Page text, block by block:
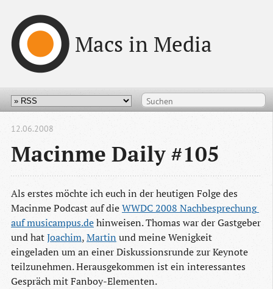
Macs in Media
Macinme Daily #105
12.06.2008
Als erstes möchte ich euch in der heutigen Folge des
Macinme Podcast auf dieWWDC 2008 Nachbesprechung
auf musicampus.dehinweisen. Thomas war der Gastgeber
und hatJoachim,Martin und meine Wenigkeit
eingeladen um an einer Diskussionsrunde zur Keynote
teilzunehmen. Herausgekommen ist ein interessantes
Gespräch mit Fanboy-Elementen.